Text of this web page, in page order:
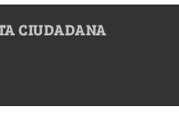
CIUDADANA